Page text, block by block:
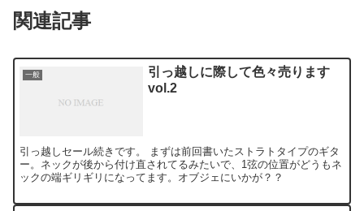
関連記事
一般
引っ越しに際して色々売ります
vol.2
引っ越しセール続きです。 まずは前回書いたストラトタイプのギタ
ー。ネックが後から付け直されてるみたいで、1弦の位置がどうもネ
ックの端ギリギリになってます。オブジェにいかが？？